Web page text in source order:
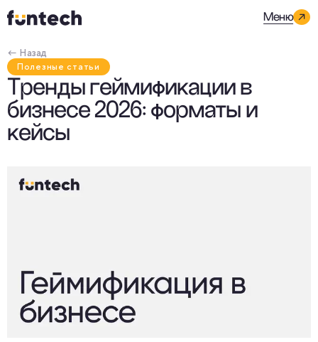
← Назад
Полезные статьи
Тренды геймификации в
бизнесе 2026: форматы и
кейсы
Меню